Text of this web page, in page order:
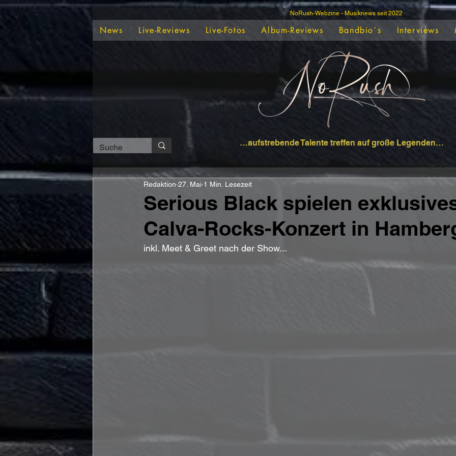
NoRush-Webzine - Musiknews seit 2022
News Live-Reviews Live-Fotos Album-Reviews Bandbio´s Interviews
…aufstrebende Talente treffen auf große Legenden…
Serious Black spielen
Calva-Rocks-Konzert in
Redaktion 27. Mai 1 Min. Lesezeit
inkl. Meet & Greet nach der Show...